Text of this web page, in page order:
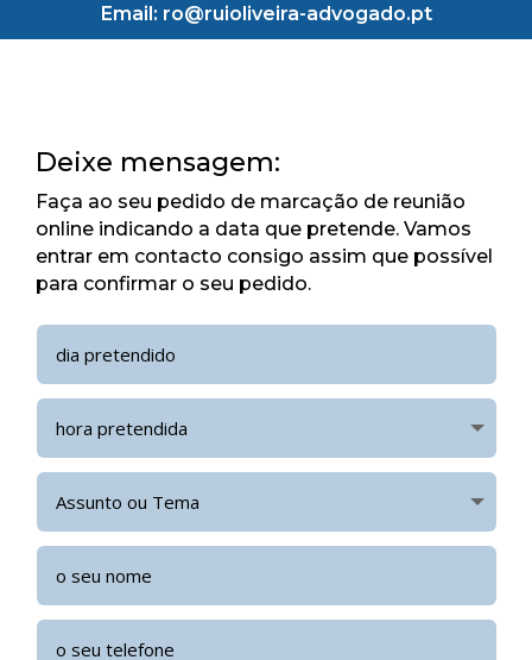
Email: ro@ruioliveira-advogado.pt
Deixe mensagem:
Faça ao seu pedido de marcação de reunião
online indicando a data que pretende. Vamos
entrar em contacto consigo assim que possível
para confirmar o seu pedido.